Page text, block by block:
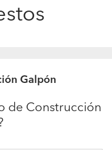
Galpón
de Construcción